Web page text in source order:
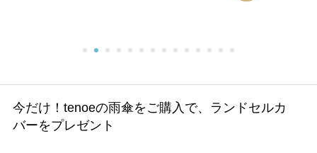
今だけ！tenoeの雨傘をご購入で、ランドセルカ
バーをプレゼント